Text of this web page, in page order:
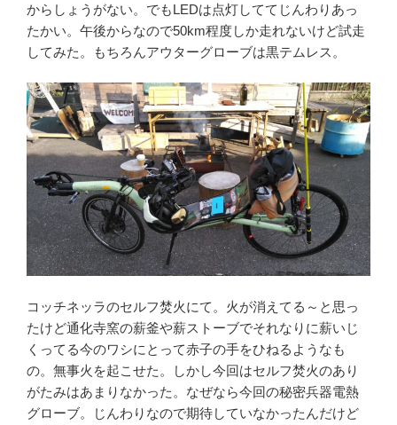
からしょうがない。でもLEDは点灯しててじんわりあっ
たかい。午後からなので50km程度しか走れないけど試走
してみた。もちろんアウターグローブは黒テムレス。
コッチネッラのセルフ焚火にて。火が消えてる～と思っ
たけど通化寺窯の薪釜や薪ストーブでそれなりに薪いじ
くってる今のワシにとって赤子の手をひねるようなも
の。無事火を起こせた。しかし今回はセルフ焚火のあり
がたみはあまりなかった。なぜなら今回の秘密兵器電熱
グローブ。じんわりなので期待していなかったんだけど